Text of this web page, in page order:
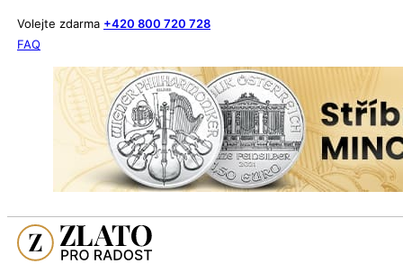
Volejte zdarma +420 800 720 728
FAQ